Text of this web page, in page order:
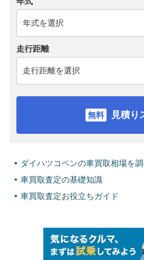
走行距離
見積り
ダイハツコペンの車買取相場を
車買取査定の基礎知識
車買取査定お役立ちガイド